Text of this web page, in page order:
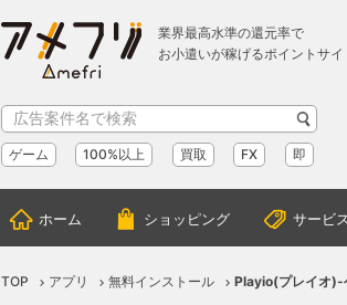
業界最高水準の還元率で
お小遣いが稼げるポイントサイ
ゲーム 100%以上 買取 FX 即
ホーム ショッピング サービス
TOP アプリ 無料インストール Playio(プレイオ)-